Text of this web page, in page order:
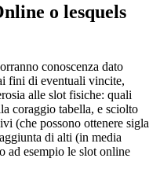
o lesquels
conoscenza dato
fini di eventuali vincite,
alle slot fisiche: quali
coraggio tabella, e sciolto
(che possono ottenere sigla
di alti (in media
ad esempio le slot online